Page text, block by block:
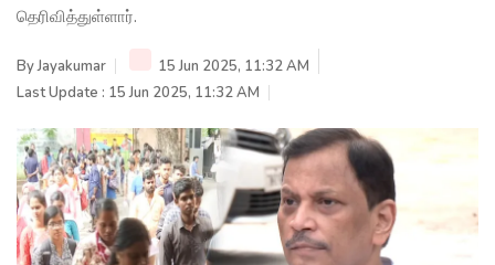
தெரிவித்துள்ளார்.
ByJayakumar
15 Jun 2025, 11:32 AM
Last Update : 15 Jun 2025, 11:32 AM